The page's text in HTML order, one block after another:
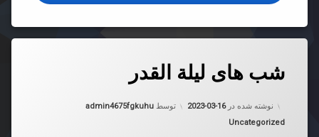
شب های لیلة القدر
نوشته شده در2023-03-16
به روز شده در 2023-03-16
توسط admin4675fgkuhu
دسته بندی ها:
Uncategorized